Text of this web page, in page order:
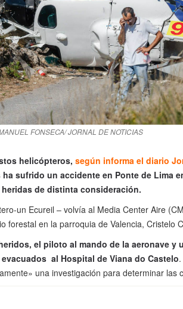
FONSECA/ JORNAL DE NOTICIAS
helicópteros, según informa el diario
ha sufrido un accidente en Ponte de Lima
de distinta consideración.
un Ecureil – volvía al Media Center Aire
forestal en la parroquia de Valencia, Cristelo
el piloto al mando de la aeronave
al Hospital de Viana do Castelo
una investigación para determinar las